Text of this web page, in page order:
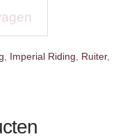
Imperial Riding Ruiter,